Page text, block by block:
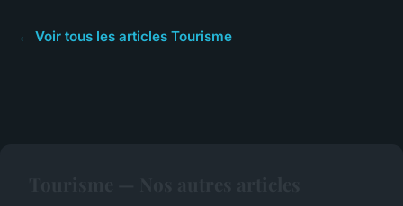
← Voir tous les articles Tourisme